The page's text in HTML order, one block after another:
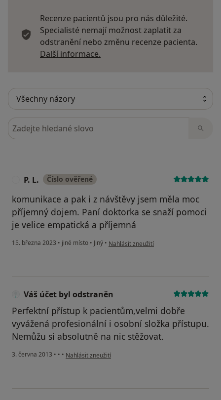
Recenze pacientů jsou pro nás důležité.
Specialisté nemají možnost zaplatit za
odstranění nebo změnu recenze pacienta.
Další informace.
Hledejte v názorech
P. L. Číslo ověřené
komunikace a pak i z návštěvy jsem měla moc
příjemný dojem. Paní doktorka se snaží pomoci
je velice empatická a příjemná
15. března 2023 • jiné místo • Jiný • podle názoru uživatele P. L.
Nahlásit zneužití
Váš účet byl odstraněn
Perfektní přístup k pacientům,velmi dobře
vyvážená profesionální i osobní složka přístupu.
Nemůžu si absolutně na nic stěžovat.
3. června 2013 • • • podle názoru uživatele Váš účet byl odstraněn
Nahlásit zneužití